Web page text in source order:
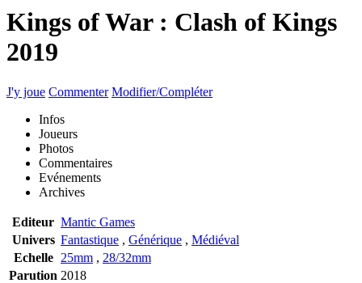
Kings of War : Clash of Kings
2019
J'y joue Commenter Modifier/Compléter
Infos
Joueurs
Photos
Commentaires
Evénements
Archives
Editeur Mantic Games
Univers Fantastique , Générique , Médiéval
Echelle
25mm , 28/32mm
Parution 2018